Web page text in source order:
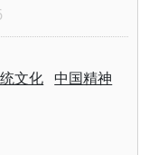
文化 中国精神